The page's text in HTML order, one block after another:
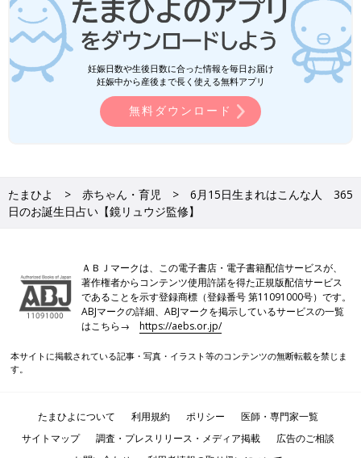
妊娠日数や生後日数に合った情報を毎日お届け
妊娠中から産後まで長く使える無料アプリ
無料ダウンロード
たまひよ 赤ちゃん・育児
6月15日生まれはこんな人 365
日のお誕生日占い【鏡リュウジ監修】
ＡＢＪマークは、この電子書店・電子書籍配信サービスが、
著作権者からコンテンツ使用許諾を得た正規版配信サービス
であることを示す登録商標（登録番号 第11091000号）です。
ABJマークの詳細、ABJマークを掲示しているサービスの一覧
はこちら→https://aebs.or.jp/
本サイトに掲載されている記事・写真・イラスト等のコンテンツの無断転載を禁じま
す。
たまひよについて 利用規約 ポリシー
医師・専門家一覧
サイトマップ
調査・プレスリリース・メディア掲載
広告のご相談